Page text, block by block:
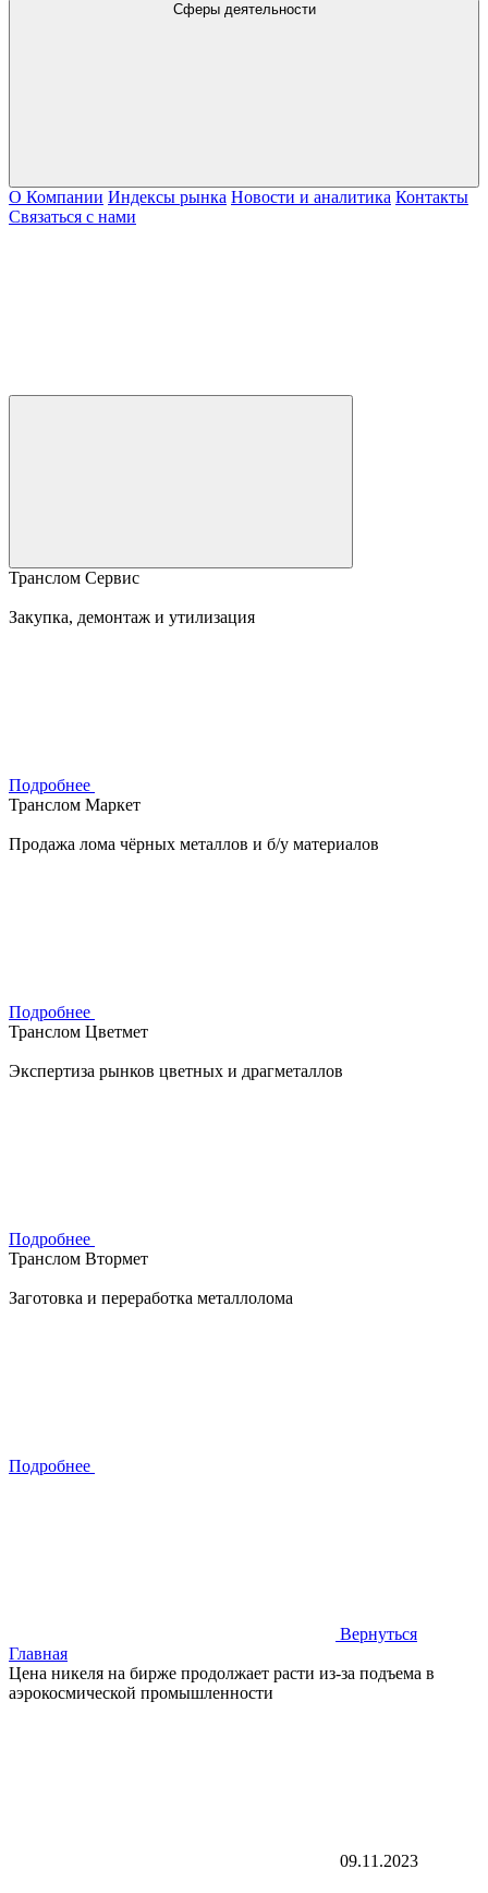
Сферы деятельности
О Компании Индексы рынка Новости и аналитика Контакты
Связаться с нами
Транслом Сервис
Закупка, демонтаж и утилизация
Подробнее
Транслом Маркет
Продажа лома чёрных металлов и б/у материалов
Подробнее
Транслом Цветмет
Экспертиза рынков цветных и драгметаллов
Подробнее
Транслом Втормет
Заготовка и переработка металлолома
Подробнее
Вернуться
Главная
Цена никеля на бирже продолжает расти из-за подъема в
аэрокосмической промышленности
09.11.2023